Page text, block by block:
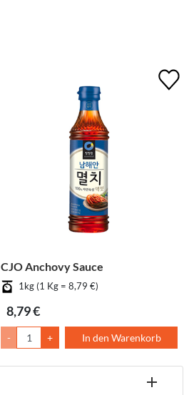
CJO Anchovy Sauce
1kg (1 Kg = 8,79 €)
8,79 €
- + In den Warenkorb